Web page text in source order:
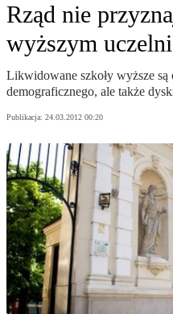
Rząd nie
wyższym
Likwidowane szkoły wyższe
demograficznego, ale także
Publikacja: 24.03.2012 00:20